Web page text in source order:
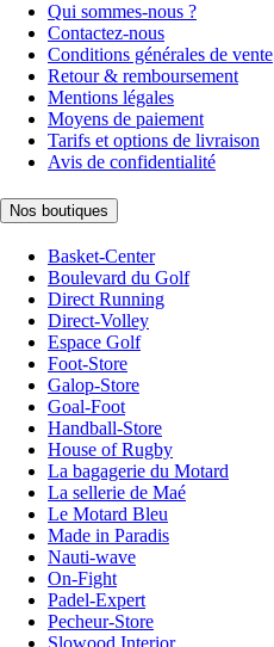
Qui sommes-nous ?
Contactez-nous
Conditions générales de vente
Retour & remboursement
Mentions légales
Moyens de paiement
Tarifs et options de livraison
Avis de confidentialité
Nos boutiques
Basket-Center
Boulevard du Golf
Direct Running
Direct-Volley
Espace Golf
Foot-Store
Galop-Store
Goal-Foot
Handball-Store
House of Rugby
La bagagerie du Motard
La sellerie de Maé
Le Motard Bleu
Made in Paradis
Nauti-wave
On-Fight
Padel-Expert
Pecheur-Store
Slowood Interior